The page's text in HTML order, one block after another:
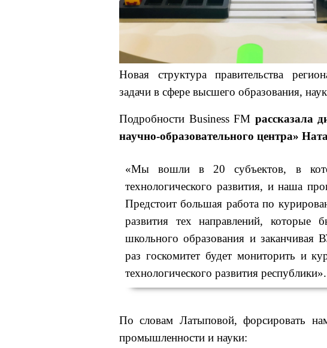
Новая структура правительства
задачи в сфере высшего образования,
Подробности Business FM рассказала
научно-образовательного центра»
«Мы вошли в 20 субъектов, в
технологического развития, и наша
Предстоит большая работа по
развития тех направлений, которые
школьного образования и заканчивая
раз госкомитет будет мониторить и
технологического развития республики».
По словам Латыповой, форсировать
промышленности и науки: